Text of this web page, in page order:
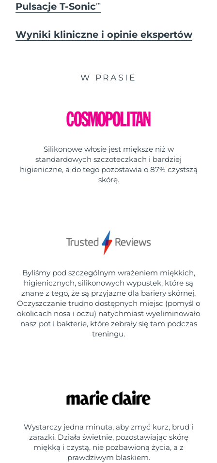
Pulsacje T-SonicTM
Wyniki kliniczne i opinie ekspertów
W PRASIE
Silikonowe włosie jest miększe niż w
standardowych szczoteczkach i bardziej
higieniczne, a do tego pozostawia o 87% czystszą
skórę.
Byliśmy pod szczególnym wrażeniem miękkich,
higienicznych, silikonowych wypustek, które są
znane z tego, że są przyjazne dla bariery skórnej.
Oczyszczanie trudno dostępnych miejsc (pomyśl o
okolicach nosa i oczu) natychmiast wyeliminowało
nasz pot i bakterie, które zebrały się tam podczas
treningu.
Wystarczy jedna minuta, aby zmyć kurz, brud i
zarazki. Działa świetnie, pozostawiając skórę
miękką i czystą, nie pozbawioną życia, a z
prawdziwym blaskiem.